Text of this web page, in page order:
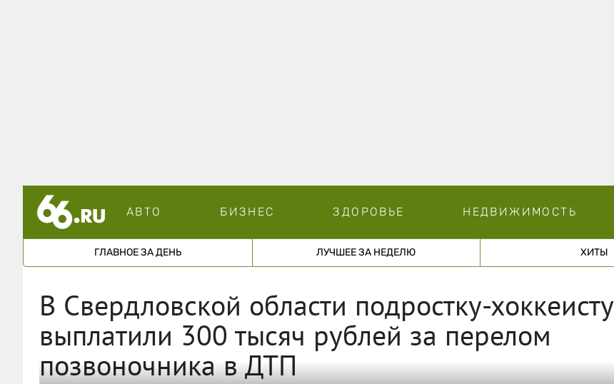
АВТО БИЗНЕС ЗДОРОВЬЕ НЕДВИЖИМОСТЬ
ГЛАВНОЕ ЗА ДЕНЬ ЛУЧШЕЕ ЗА НЕДЕЛЮ ХИТЫ
В Свердловской области подростку-хоккеисту
выплатили 300 тысяч рублей за перелом
позвоночника в ДТП